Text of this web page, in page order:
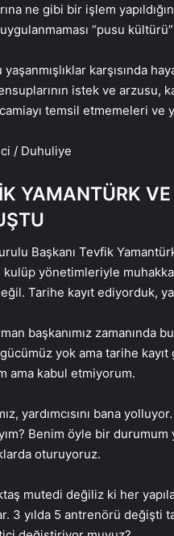
ne gibi bir işlem
“pusu
karşısında
istek ve arzusu,
temsil etmemeleri ve
/ Duhuliye
YAMANTÜRK
Başkanı Tevfik
kulüp yönetimleriyle
Tarihe kayıt ediyorduk,
başkanımız zamanında
gücümüz yok ama tarihe
ama kabul etmiyorum.
yardımcısını bana
Benim öyle bir
oturuyoruz.
mutedi değiliz ki her
3 yılda 5 antrenörü değişti